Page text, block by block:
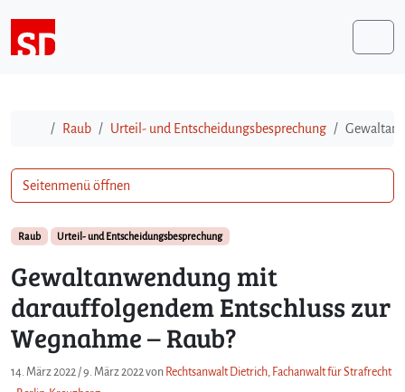
StartRaub Urteil- und Entscheidungsbesprechung
Raub Urteil- und Entscheidungsbesprechung
Gewaltanwendung mit
darauffolgendem Entschluss zur
Wegnahme – Raub?
14. März 2022 /9. März 2022von Rechtsanwalt Dietrich, Fachanwalt für Strafrecht
Seitenmenü öffnen